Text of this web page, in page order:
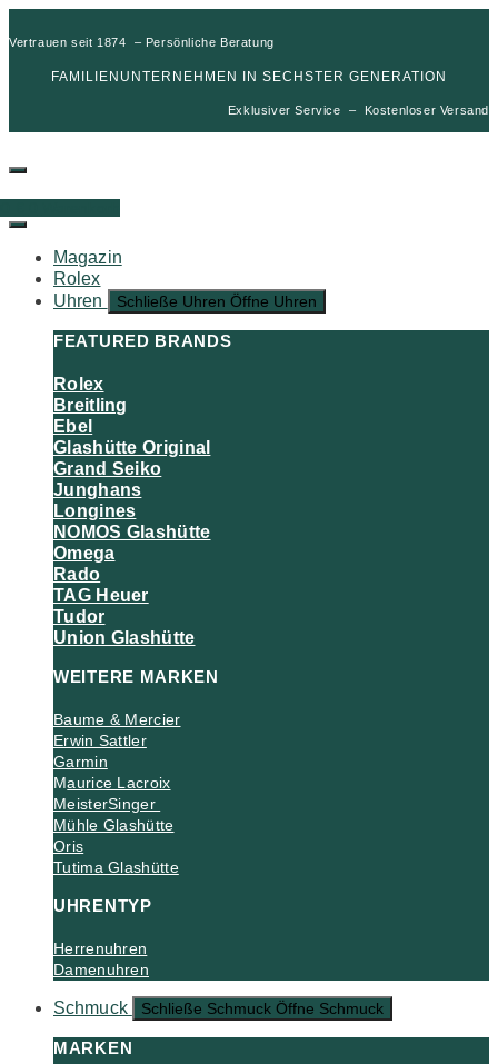
Vertrauen seit 1874 – Persönliche Beratung
FAMILIENUNTERNEHMEN IN SECHSTER GENERATION
Exklusiver Service – Kostenloser Versand
Magazin
Rolex
Uhren
Schließe Uhren Öffne Uhren
FEATURED BRANDS
Rolex
Breitling
Ebel
Glashütte Original
Grand Seiko
Junghans
Longines
NOMOS Glashütte
Omega
Rado
TAG Heuer
Tudor
Union Glashütte
WEITERE MARKEN
Baume & Mercier
Erwin Sattler
Garmin
Maurice Lacroix
MeisterSinger
Mühle Glashütte
Oris
Tutima Glashütte
UHRENTYP
Herrenuhren
Damenuhren
Schmuck Schließe Schmuck Öffne Schmuck
MARKEN